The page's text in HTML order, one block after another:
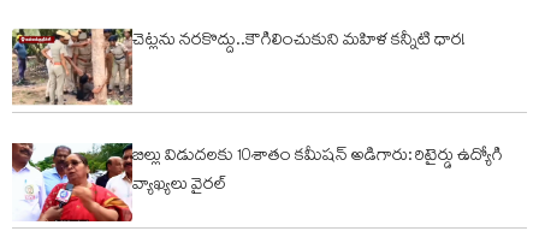
చెట్లను నరకొద్దు..కౌగిలించుకుని మహిళ కన్నీటి ధార!
బిల్లు విడుదలకు 10శాతం కమీషన్ అడిగారు: రిటైర్డు ఉద్యోగి
వ్యాఖ్యలు వైరల్